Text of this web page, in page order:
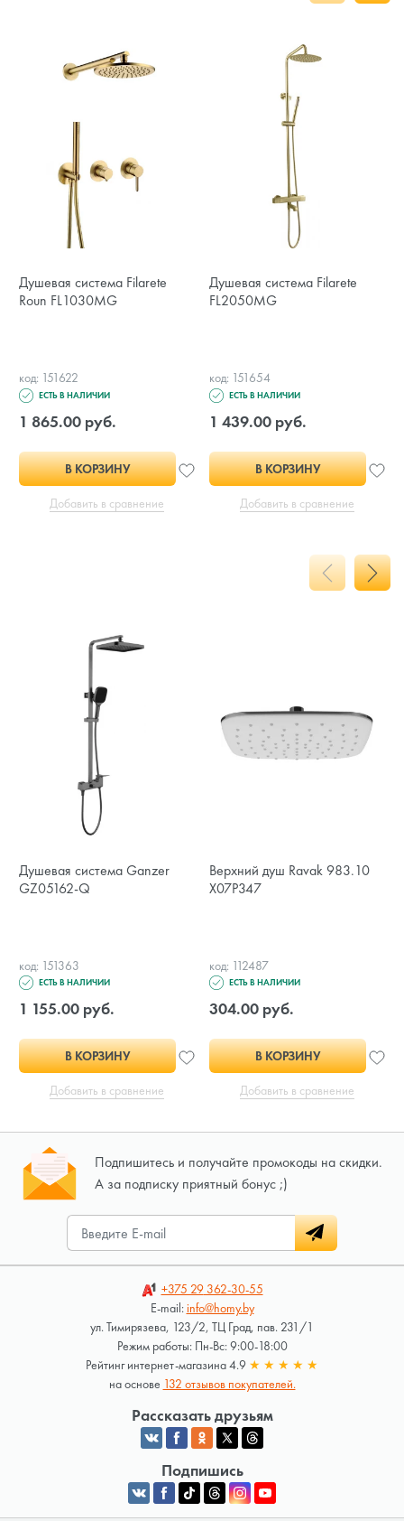
Душевая система Filarete
Roun FL1030MG
код: 151622
ЕСТЬ В НАЛИЧИИ
1 865.00 руб.
В КОРЗИНУ
Добавить в сравнение
Душевая система Filarete
FL2050MG
код: 151654
ЕСТЬ В НАЛИЧИИ
1 439.00 руб.
В КОРЗИНУ
Добавить в сравнение
Душевая система Ganzer
GZ05162-Q
код: 151363
ЕСТЬ В НАЛИЧИИ
1 155.00 руб.
В КОРЗИНУ
Добавить в сравнение
Верхний душ Ravak 983.10
X07P347
код: 112487
ЕСТЬ В НАЛИЧИИ
304.00 руб.
В КОРЗИНУ
Добавить в сравнение
Подпишитесь и получайте промокоды на скидки.
А за подписку приятный бонус ;)
+375 29362-30-55
E-mail:info@homy.by
ул. Тимирязева, 123/2, ТЦ Град, пав. 231/1
Режим работы: Пн-Вс: 9:00-18:00
Рейтинг интернет-магазина 4.9 ★ ★ ★ ★ ★
на основе 132 отзывов покупателей.
Рассказать друзьям
Подпишись